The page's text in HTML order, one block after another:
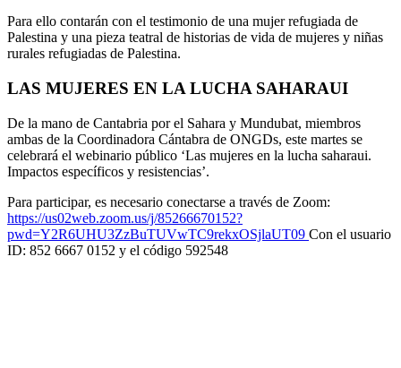
Para ello contarán con el testimonio de una mujer refugiada de
Palestina y una pieza teatral de historias de vida de mujeres y niñas
rurales refugiadas de Palestina.
LAS MUJERES EN LA LUCHA SAHARAUI
De la mano de Cantabria por el Sahara y Mundubat, miembros
ambas de la Coordinadora Cántabra de ONGDs, este martes se
celebrará el webinario público ‘Las mujeres en la lucha saharaui.
Impactos específicos y resistencias’.
Para participar, es necesario conectarse a través de Zoom:
https://us02web.zoom.us/j/85266670152?
pwd=Y2R6UHU3ZzBuTUVwTC9rekxOSjlaUT09 Con el usuario
ID: 852 6667 0152 y el código 592548